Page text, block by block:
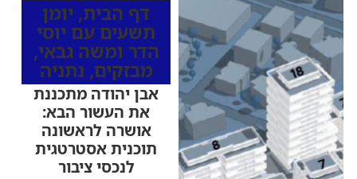
דף הבית, יומן
תשעים עם יוסי
הדר ומשה גבאי,
מבזקים, נתניה
אבן יהודה מתכננת
את העשור הבא:
אושרה לראשונה
תוכנית אסטרטגית
לנכסי ציבור